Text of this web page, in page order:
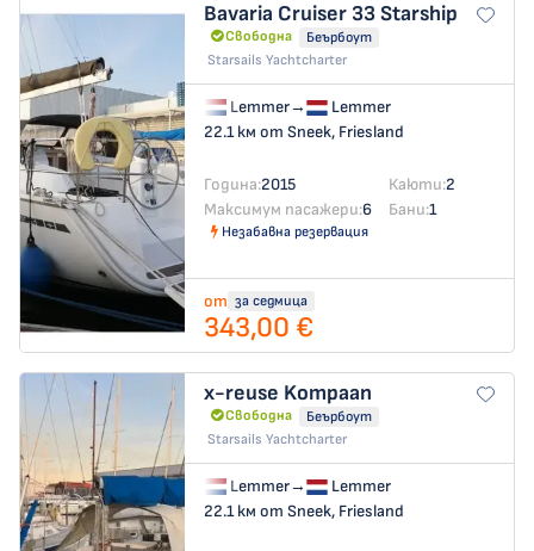
Bavaria Cruiser 33Starship
Свободна
Беърбоут
Starsails Yachtcharter
Lemmer→
Lemmer
22.1 км от Sneek, Friesland
Година:2015 Каюти:2
Максимум пасажери:6 Бани:1
Незабавна резервация
от за седмица
343,00 €
x-reuse Kompaan
Свободна
Беърбоут
Starsails Yachtcharter
Lemmer→
Lemmer
22.1 км от Sneek, Friesland